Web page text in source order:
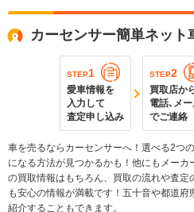
カーセンサー簡単ネット
STEP1
愛車情報を
入力して
査定申し込み
STEP2
買取店か
電話､メ
でご連絡
車を売るならカーセンサーへ！選べる2つ
になる方法が見つかるかも！他にもメー
の買取情報はもちろん、買取の流れや査
も安心の情報が満載です！五十音や都道
紹介することもできます。